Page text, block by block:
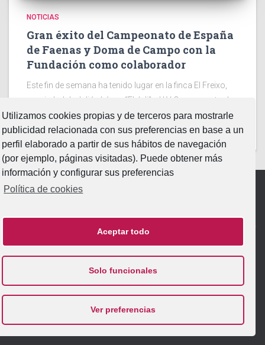
Utilizamos cookies propias y de terceros para mostrarle
publicidad relacionada con sus preferencias en base a un
perfil elaborado a partir de sus hábitos de navegación
(por ejemplo, páginas visitadas). Puede obtener más
información y configurar sus preferencias
Política de cookies
Aceptar todo
Solo funcionales
Ver preferencias
NOTICIAS
Gran éxito del Campeonato de España
de Faenas y Doma de Campo con la
Fundación como colaborador
Este fin de semana ha tenido lugar en la finca El Freixo,
propiedad de Julián López “El Juli”. el LV Campeonato de
España Intercomunitario de Faenas y Doma de Campo
2026. Dos jornadas en la Leer más…
Aviso Legal|Política de Privacidad
INICIO FUNDACIÓN PATRIMONIO ACTIVIDADES
NOTICIAS ESCUELA EXPERIENCIAS HAZTE AMIGO
| Funciona gracias a